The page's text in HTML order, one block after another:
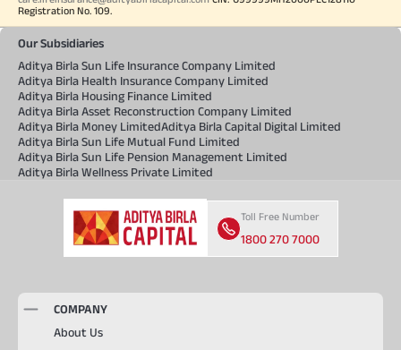
Registration No. 109.
Our Subsidiaries
Aditya Birla Sun Life Insurance Company Limited
Aditya Birla Health Insurance Company Limited
Aditya Birla Housing Finance Limited
Aditya Birla Asset Reconstruction Company Limited
Aditya Birla Money LimitedAditya Birla Capital Digital Limited
Aditya Birla Sun Life Mutual Fund Limited
Aditya Birla Sun Life Pension Management Limited
Aditya Birla Wellness Private Limited
Toll Free Number
1800 270 7000
COMPANY
About Us